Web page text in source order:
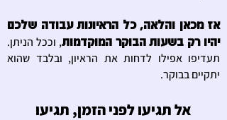
אז מכאן והלאה, כל הראיונות עבודה שלכם
יהיו רק בשעות הבוקר המוקדמות, וככל הניתן.
תעדיפו אפילו לדחות את הראיון, ובלבד שהוא
יתקיים בבוקר.
אל תגיעו לפני הזמן, תגיעו